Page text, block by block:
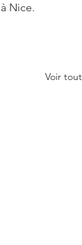
Nice.
Voir tout